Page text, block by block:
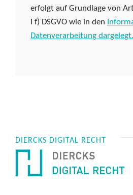
erfolgt auf Grundlage von
I f) DSGVO wie in den
Datenverarbeitung dargelegt.
DIERCKS DIGITAL RECHT